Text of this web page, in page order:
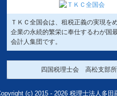
ＴＫＣ全国会は、租税正義の実現を
企業の永続的繁栄に奉仕するわが国
会計人集団です。
四国税理士会 高松支部
(c) 2015 - 2026 税理士法人多田